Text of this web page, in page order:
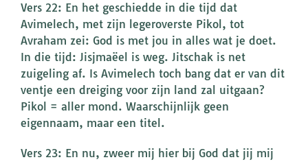
Vers 22: En het geschiedde in die tijd dat
Avimelech, met zijn legeroverste Pikol, tot
Avraham zei: God is met jou in alles wat je doet.
In die tijd: Jisjmaëel is weg. Jitschak is net
zuigeling af. Is Avimelech toch bang dat er van dit
ventje een dreiging voor zijn land zal uitgaan?
Pikol = aller mond. Waarschijnlijk geen
eigennaam, maar een titel.
Vers 23: En nu, zweer mij hier bij God dat jij mij